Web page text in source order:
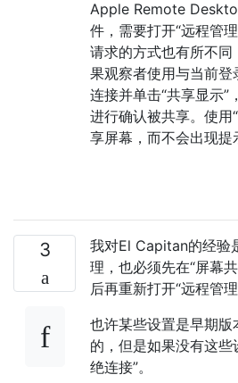
Apple Remote
件，需要打开“远程管
请求的方式也有所不同
果观察者使用与当前
连接并单击“共享显示”
进行确认被共享。使用
享屏幕，而不会出现提
3
我对El Capitan的经验
理，也必须先在“屏幕
后再重新打开“远程管理
也许某些设置是早期
的，但是如果没有这
绝连接”。